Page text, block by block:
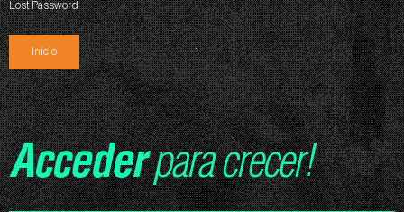
Lost Password
Accederpara crecer!